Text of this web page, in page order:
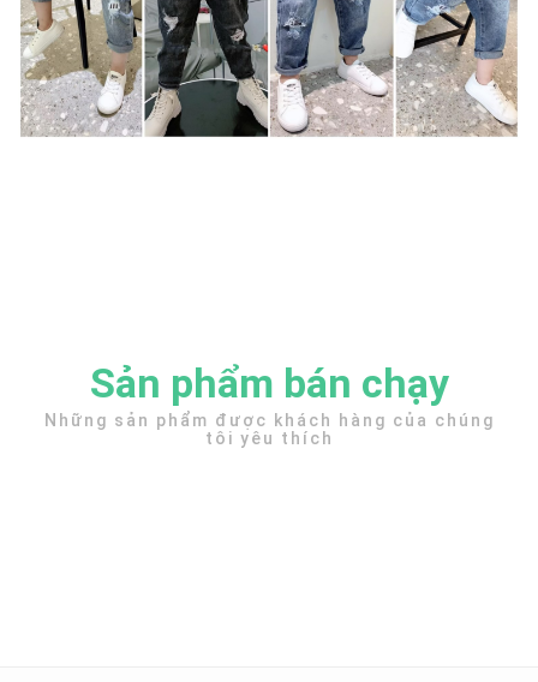
Sản phẩm bán chạy
Những sản phẩm được khách hàng của chúng
tôi yêu thích